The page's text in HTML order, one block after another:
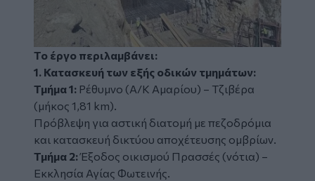
Το έργο περιλαμβάνει:
1. Κατασκευή των εξής οδικών τμημάτων:
Τμήμα 1: Ρέθυμνο (Α/Κ Αμαρίου) – Τζιβέρα
(μήκος 1,81 km).
Πρόβλεψη για αστική διατομή με πεζοδρόμια
και κατασκευή δικτύου αποχέτευσης ομβρίων.
Τμήμα 2:Έξοδος οικισμού Πρασσές (νότια) –
Εκκλησία Αγίας Φωτεινής.